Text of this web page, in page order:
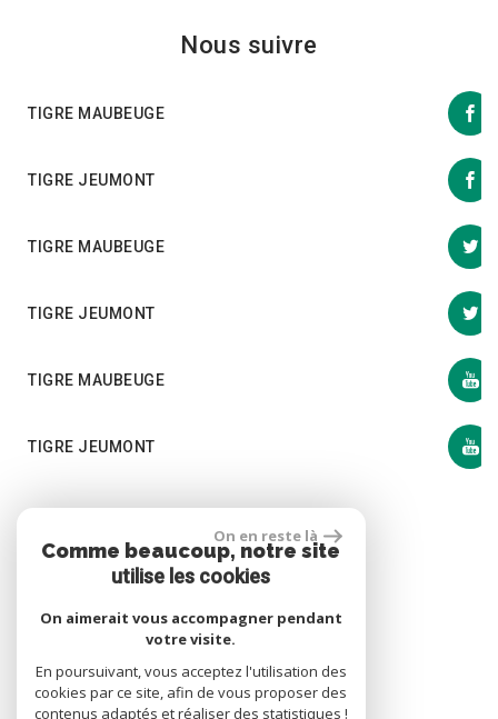
Nous suivre
TIGRE MAUBEUGE
TIGRE JEUMONT
TIGRE MAUBEUGE
TIGRE JEUMONT
TIGRE MAUBEUGE
TIGRE JEUMONT
Se connecter
Espace propriétaire
site réalisé par
On en reste là
Comme beaucoup, notre site
utilise les cookies
On aimerait vous accompagner pendant
votre visite.
En poursuivant, vous acceptez l'utilisation des
cookies par ce site, afin de vous proposer des
contenus adaptés et réaliser des statistiques !